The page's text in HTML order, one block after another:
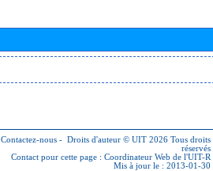
Contactez-nous - Droits d'auteur © UIT 2026 Tous droits
réservés
Contact pour cette page : Coordinateur Web de l'UIT-R
Mis à jour le : 2013-01-30